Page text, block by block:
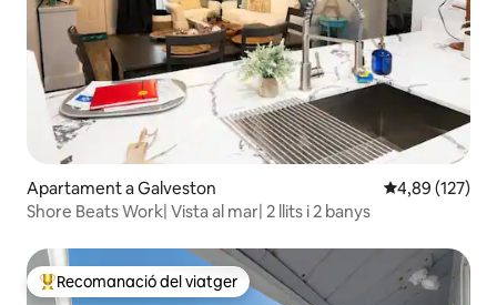
Apartament a Galveston 4,89 de
4,89 (127)
Shore Beats Work| Vista al mar| 2 llits i 2 banys
Principals recomanacions dels viatgers
Recomanació del viatger